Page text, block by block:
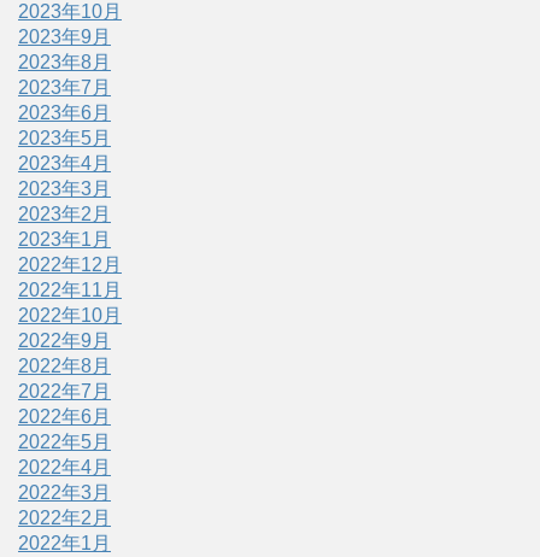
2023年10月
2023年9月
2023年8月
2023年7月
2023年6月
2023年5月
2023年4月
2023年3月
2023年2月
2023年1月
2022年12月
2022年11月
2022年10月
2022年9月
2022年8月
2022年7月
2022年6月
2022年5月
2022年4月
2022年3月
2022年2月
2022年1月